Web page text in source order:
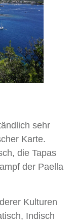
sehr
Karte.
die Tapas
der Paella
Kulturen
Indisch